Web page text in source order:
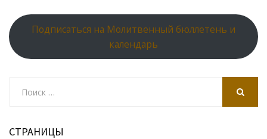
Подписаться на Молитвенный бюллетень и
календарь
СТРАНИЦЫ